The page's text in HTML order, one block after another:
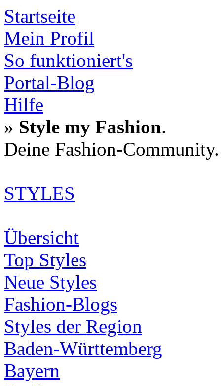
Startseite
Mein Profil
So funktioniert's
Portal-Blog
Hilfe
» Style my Fashion.
Deine Fashion-
STYLES
Übersicht
Top Styles
Neue Styles
Fashion-Blogs
Styles der Region
Baden-Württemberg
Bayern